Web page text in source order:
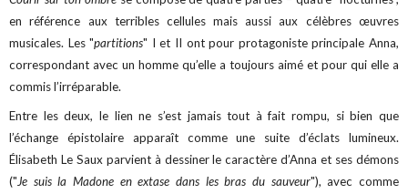
en référence aux terribles cellules mais aussi aux célèbres œuvres
musicales. Les "partitions" I et II ont pour protagoniste principale Anna,
correspondant avec un homme qu’elle a toujours aimé et pour qui elle a
commis l’irréparable.
Entre les deux, le lien ne s’est jamais tout à fait rompu, si bien que
l’échange épistolaire apparaît comme une suite d’éclats lumineux.
Élisabeth Le Saux parvient à dessiner le caractère d’Anna et ses démons
("Je suis la Madone en extase dans les bras du sauveur"), avec comme